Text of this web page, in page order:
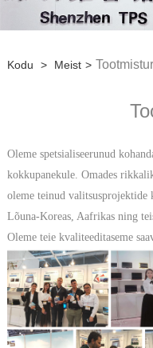
Kodu > Meist >
Oleme spetsialiseerunud
kokkupanekule. Omades
oleme teinud valitsusprojektide
Lõuna-Koreas, Aafrikas ning
Oleme teie kvaliteeditaseme